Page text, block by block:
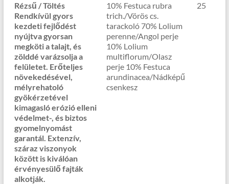
Rézsű / Töltés
Rendkívül gyors
kezdeti fejlődést
nyújtva gyorsan
megköti a talajt, és
zölddé varázsolja a
felületet. Erőteljes
növekedésével,
mélyrehatoló
gyökérzetével
kimagasló erózió elleni
védelmet-, és biztos
gyomelnyomást
garantál. Extenzív,
száraz viszonyok
között is kiválóan
érvényesülő fajták
alkotják.
10% Festuca rubra
trich./Vörös cs.
tarackoló 70% Lolium
perenne/Angol perje
10% Lolium
multiflorum/Olasz
perje 10% Festuca
arundinacea/Nádképű
csenkesz
25